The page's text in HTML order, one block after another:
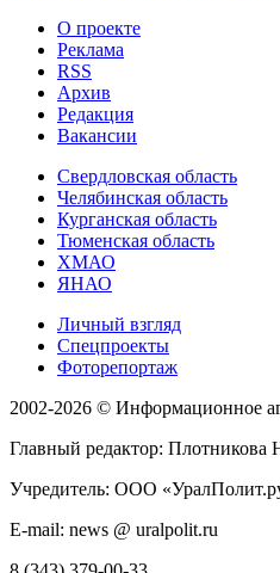
О проекте
Реклама
RSS
Архив
Редакция
Вакансии
Свердловская область
Челябинская область
Курганская область
Тюменская область
ХМАО
ЯНАО
Личный взгляд
Спецпроекты
Фоторепортаж
2002-2026 © Информационное
Главный редактор: Плотникова
Учредитель: ООО
E-mail: news @ uralpolit.ru